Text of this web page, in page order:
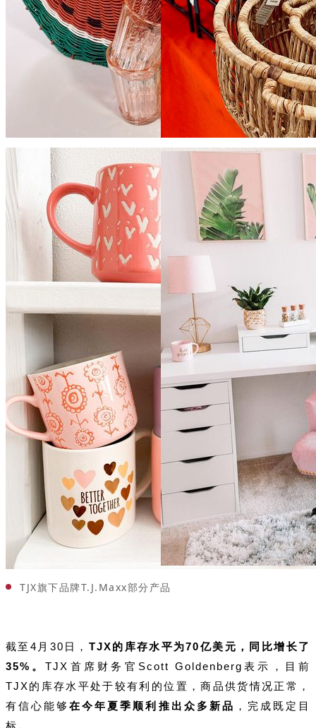
TJX旗下品牌T.J.Maxx部分产品
截至4月30日， TJX的库存水平为70亿美元，同比增长了
35%。TJX首席财务官Scott Goldenberg表示，目前
TJX的库存水平处于较有利的位置，商品供货情况正常，
有信心能够在今年夏季顺利推出众多新品 ，完成既定目
标。